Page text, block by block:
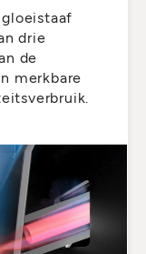
drie
de
merkbare